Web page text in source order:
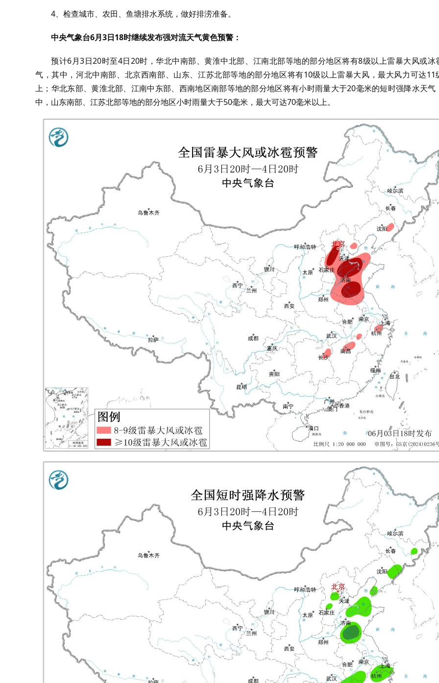
4、检查城市、农田、鱼塘排水系统，做好排涝准备。
中央气象台6月3日18时继续发布强对流天气黄色预警：
预计6月3日20时至4日20时，华北中南部、黄淮中北部、江南北部等地的部分地区将有8级以上雷暴大风或冰
气，其中，河北中南部、北京西南部、山东、江苏北部等地的部分地区将有10级以上雷暴大风，最大风力可达11
上；华北东部、黄淮北部、江南中东部、西南地区南部等地的部分地区将有小时雨量大于20毫米的短时强降水天气
中，山东南部、江苏北部等地的部分地区小时雨量大于50毫米，最大可达70毫米以上。